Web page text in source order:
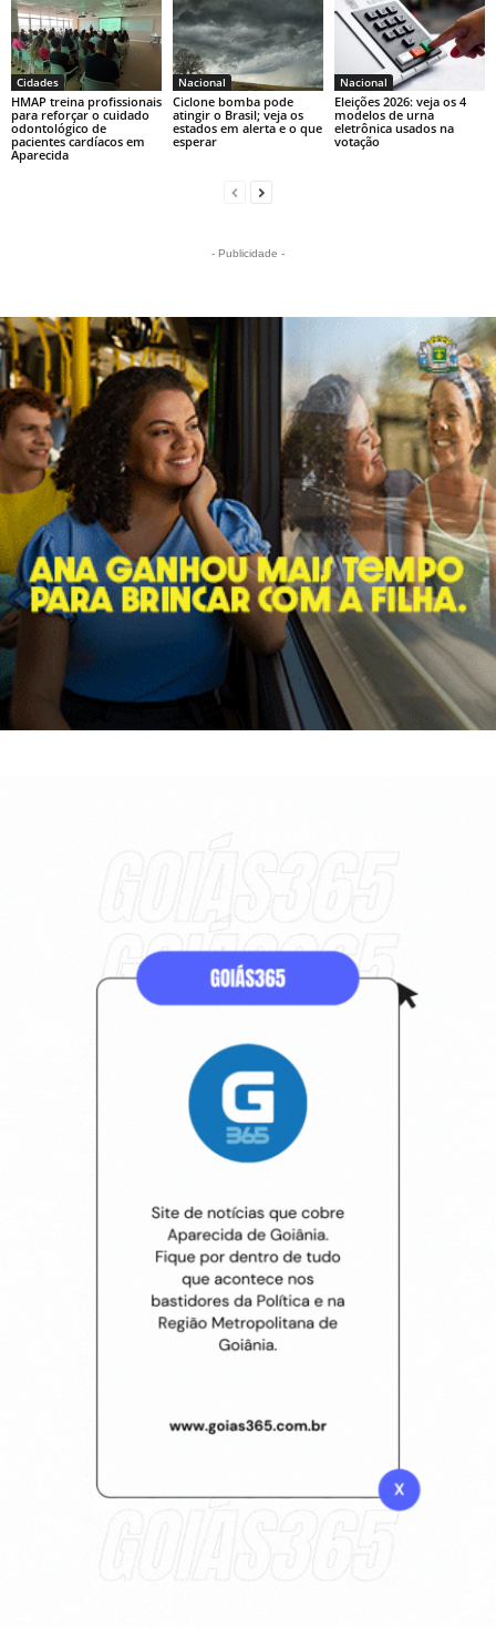
Cidades
HMAP treina profissionais
para reforçar o cuidado
odontológico de
pacientes cardíacos em
Aparecida
Nacional
Ciclone bomba pode
atingir o Brasil; veja os
estados em alerta e o que
esperar
Nacional
Eleições 2026: veja os 4
modelos de urna
eletrônica usados na
votação
- Publicidade -